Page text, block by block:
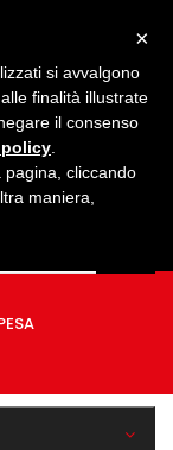
×
si avvalgono
finalità illustrate
il consenso
cliccando
maniera,